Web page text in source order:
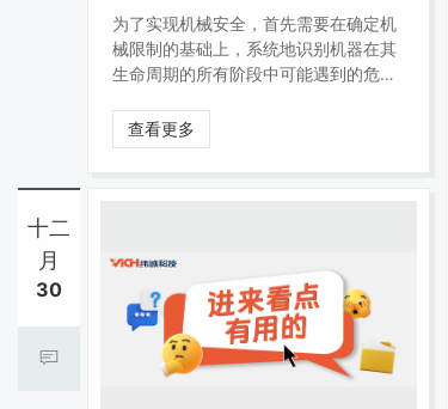
为了实现机械安全，首先需要在确定机
械限制的基础上，系统地识别机器在其
生命周期的所有阶段中可能遇到的危
估计；评价风险并决定是否需要减小风
险；采取保护措施消除危险或减小危险
查看更多
十二
月
30